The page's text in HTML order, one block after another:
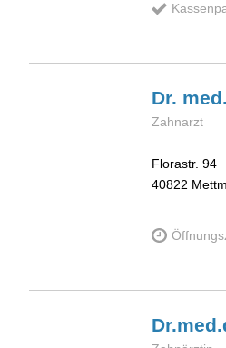
Dr.
Zahnarzt
Florastr. 94
40822